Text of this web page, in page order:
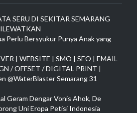
SERU DI SEKITAR SEMARANG
Perlu Bersyukur Punya Anak yang
| WEBSITE | SMO | SEO | EMAIL
/ OFFSET / DIGITAL PRINT |
@WaterBlaster Semarang 31
Geram Dengar Vonis Ahok, De
Uni Eropa Petisi Indonesia